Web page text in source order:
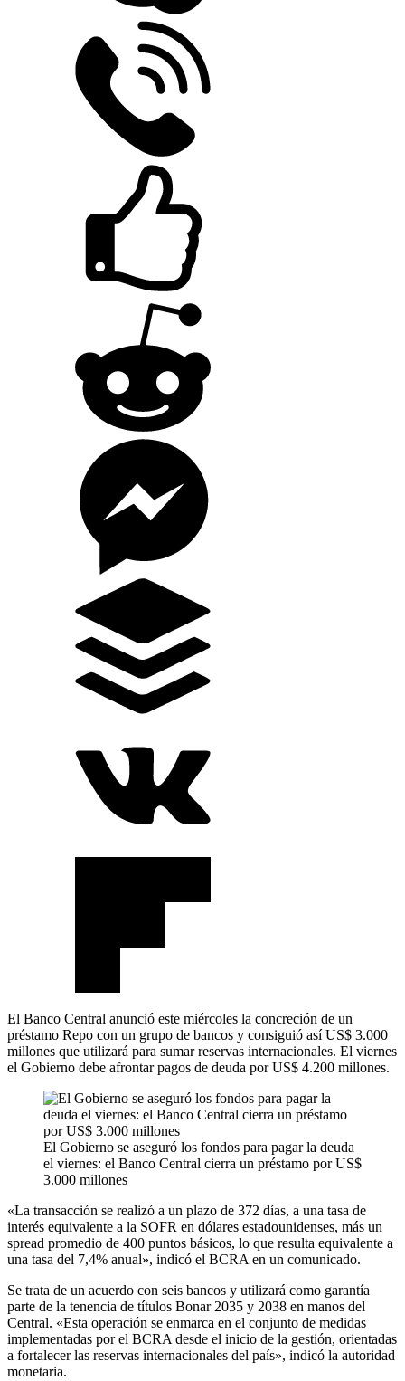
El Banco Central anunció este miércoles la concreción de un
préstamo Repo con un grupo de bancos y consiguió así US$ 3.000
millones que utilizará para sumar reservas internacionales. El viernes
el Gobierno debe afrontar pagos de deuda por US$ 4.200 millones.
El Gobierno se aseguró los fondos para pagar la deuda
el viernes: el Banco Central cierra un préstamo por US$
3.000 millones
«La transacción se realizó a un plazo de 372 días, a una tasa de
interés equivalente a la SOFR en dólares estadounidenses, más un
spread promedio de 400 puntos básicos, lo que resulta equivalente a
una tasa del 7,4% anual», indicó el BCRA en un comunicado.
Se trata de un acuerdo con seis bancos y utilizará como garantía
parte de la tenencia de títulos Bonar 2035 y 2038 en manos del
Central. «Esta operación se enmarca en el conjunto de medidas
implementadas por el BCRA desde el inicio de la gestión, orientadas
a fortalecer las reservas internacionales del país», indicó la autoridad
monetaria.